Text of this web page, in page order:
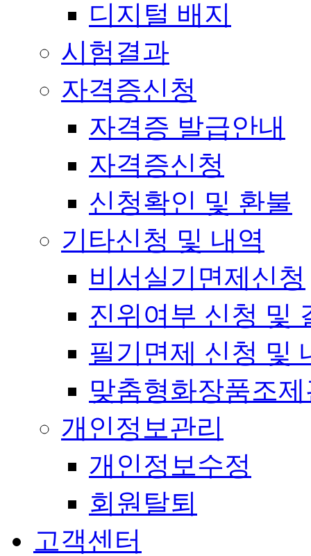
디지털 배지
시험결과
자격증신청
자격증 발급안내
자격증신청
신청확인 및 환불
기타신청 및 내역
비서실기면제신청
진위여부 신청 및
필기면제 신청 및
맞춤형화장품조
개인정보관리
개인정보수정
회원탈퇴
고객센터